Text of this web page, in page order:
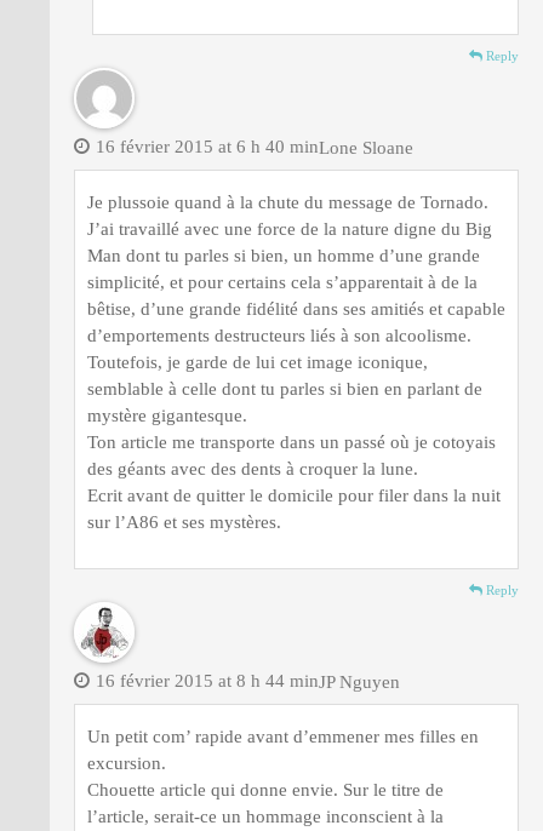
Reply
Lone Sloane
16 février 2015 at 6 h 40 min
Je plussoie quand à la chute du message de Tornado.
J’ai travaillé avec une force de la nature digne du Big
Man dont tu parles si bien, un homme d’une grande
simplicité, et pour certains cela s’apparentait à de la
bêtise, d’une grande fidélité dans ses amitiés et capable
d’emportements destructeurs liés à son alcoolisme.
Toutefois, je garde de lui cet image iconique,
semblable à celle dont tu parles si bien en parlant de
mystère gigantesque.
Ton article me transporte dans un passé où je cotoyais
des géants avec des dents à croquer la lune.
Ecrit avant de quitter le domicile pour filer dans la nuit
sur l’A86 et ses mystères.
Reply
JP Nguyen
16 février 2015 at 8 h 44 min
Un petit com’ rapide avant d’emmener mes filles en
excursion.
Chouette article qui donne envie. Sur le titre de
l’article, serait-ce un hommage inconscient à la